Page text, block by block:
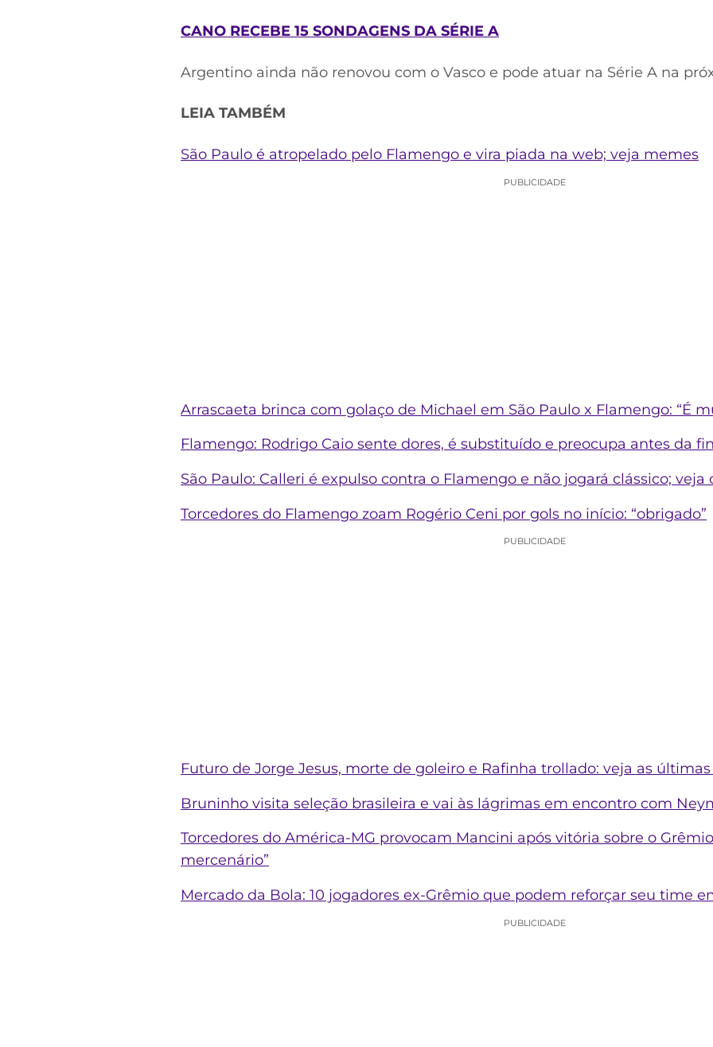
CANO RECEBE 15 SONDAGENS DA SÉRIE A
Argentino ainda não renovou com o Vasco e pode atuar na Série A na
LEIA TAMBÉM
São Paulo é atropelado pelo Flamengo e vira piada na web; veja memes
PUBLICIDADE
Arrascaeta brinca com golaço de Michael em São Paulo x Flamengo: “É
Flamengo: Rodrigo Caio sente dores, é substituído e preocupa antes da
São Paulo: Calleri é expulso contra o Flamengo e não jogará clássico; veja
Torcedores do Flamengo zoam Rogério Ceni por gols no início: “obrigado”
PUBLICIDADE
Futuro de Jorge Jesus, morte de goleiro e Rafinha trollado: veja as
Bruninho visita seleção brasileira e vai às lágrimas em encontro com
Torcedores do América-MG provocam Mancini após vitória sobre o
mercenário”
Mercado da Bola: 10 jogadores ex-Grêmio que podem reforçar seu time
PUBLICIDADE